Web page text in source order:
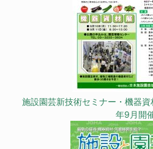
施設園芸新技術セミナー・機器
年9月開